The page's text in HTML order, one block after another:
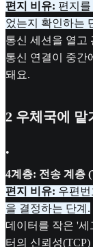
편지 비유: 편지
었는지 확인하는
통신 세션을 열고
통신 연결이 중간
돼요.
2 우체국에 맡
•
4계층: 전송 계층
편지 비유: 우편
을 결정하는 단계.
데이터를 작은 '세
터의 신뢰성